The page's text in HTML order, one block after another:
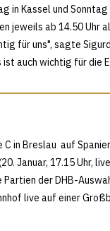
in Kassel und Sonntag
jeweils ab 14.50 Uhr
für uns", sagte
auch wichtig für die
in Breslau auf
Januar, 17.15 Uhr,
der DHB-
live auf einer